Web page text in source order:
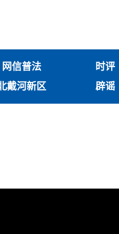
网信普法 时评
戴河新区 辟谣